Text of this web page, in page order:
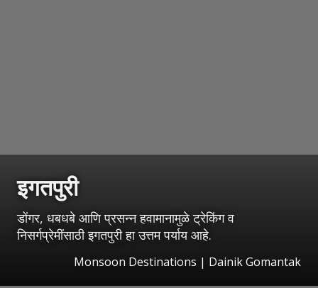
इगतपुरी
डोंगर, धबधबे आणि प्रसन्न हवामानामुळे ट्रेकिंग व
निसर्गप्रेमींसाठी इगतपुरी हा उत्तम पर्याय आहे.
Monsoon Destinations | Dainik Gomantak